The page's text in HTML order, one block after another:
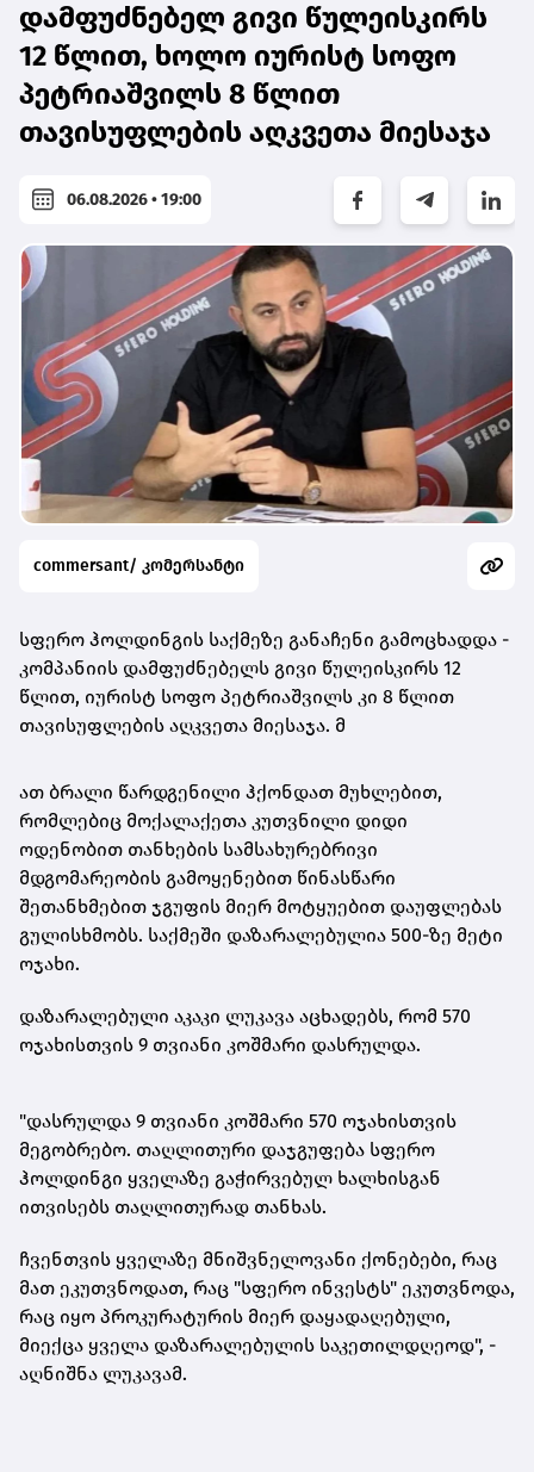
დამფუძნებელ გივი წულეისკირს
12 წლით, ხოლო იურისტ სოფო
პეტრიაშვილს 8 წლით
თავისუფლების აღკვეთა მიესაჯა
06.08.2026 • 19:00
commersant/ კომერსანტი
სფერო ჰოლდინგის საქმეზე განაჩენი გამოცხადდა -
კომპანიის დამფუძნებელს გივი წულეისკირს 12
წლით, იურისტ სოფო პეტრიაშვილს კი 8 წლით
თავისუფლების აღკვეთა მიესაჯა. მ
ათ ბრალი წარდგენილი ჰქონდათ მუხლებით,
რომლებიც მოქალაქეთა კუთვნილი დიდი
ოდენობით თანხების სამსახურებრივი
მდგომარეობის გამოყენებით წინასწარი
შეთანხმებით ჯგუფის მიერ მოტყუებით დაუფლებას
გულისხმობს. საქმეში დაზარალებულია 500-ზე მეტი
ოჯახი.
დაზარალებული აკაკი ლუკავა აცხადებს, რომ 570
ოჯახისთვის 9 თვიანი კოშმარი დასრულდა.
"დასრულდა 9 თვიანი კოშმარი 570 ოჯახისთვის
მეგობრებო. თაღლითური დაჯგუფება სფერო
ჰოლდინგი ყველაზე გაჭირვებულ ხალხისგან
ითვისებს თაღლითურად თანხას.
ჩვენთვის ყველაზე მნიშვნელოვანი ქონებები, რაც
მათ ეკუთვნოდათ, რაც "სფერო ინვესტს" ეკუთვნოდა,
რაც იყო პროკურატურის მიერ დაყადაღებული,
მიექცა ყველა დაზარალებულის საკეთილდღეოდ", -
აღნიშნა ლუკავამ.